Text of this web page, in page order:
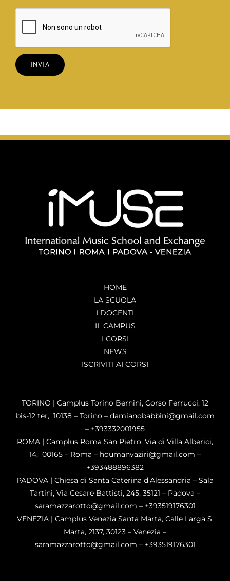
HOME
LA SCUOLA
I DOCENTI
IL CAMPUS
I CORSI
NEWS
ISCRIVITI AI CORSI
TORINO | Camplus Torino Bernini, Corso Ferrucci, 12
bis-12 ter, 10138 – Torino – damianobabbini@gmail.com
– +393332001955
ROMA | Camplus Roma San Pietro, Via di Villa Alberici,
14, 00165 – Roma – houmanvaziri@gmail.com –
+393488896382
PADOVA | Chiesa di Santa Caterina d’Alessandria – Sala
Tartini, Via Cesare Battisti, 245, 35121 – Padova –
saramazzarotto@gmail.com – +393519176301
VENEZIA | Camplus Venezia Santa Marta, Calle Larga S.
Marta, 2137, 30123 – Venezia –
saramazzarotto@gmail.com – +393519176301